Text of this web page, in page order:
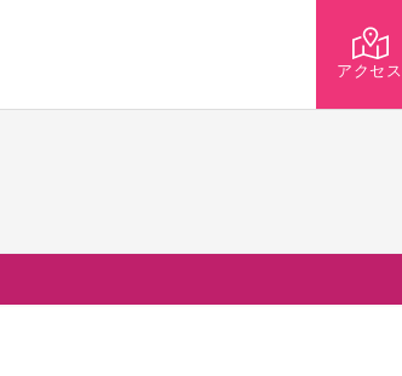
アクセス
1年留学の制度